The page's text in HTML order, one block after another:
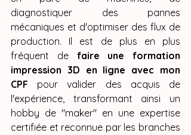
diagnostiquer des pannes
mécaniques et d'optimiser des flux de
production. Il est de plus en plus
fréquent de faire une formation
impression 3D en ligne avec mon
CPF pour valider des acquis de
l'expérience, transformant ainsi un
hobby de "maker" en une expertise
certifiée et reconnue par les branches